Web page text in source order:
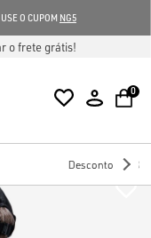
USE O CUPOM NG5
o frete grátis!
0